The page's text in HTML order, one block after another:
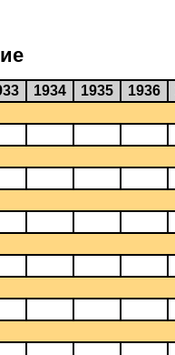
1934 1935 1936